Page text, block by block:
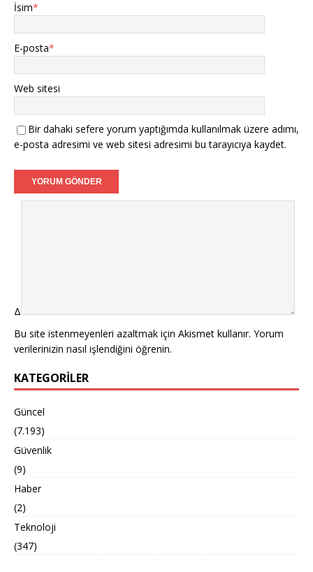
İsim*
E-posta*
Web sitesi
Bir dahaki sefere yorum yaptığımda kullanılmak üzere adımı,
e-posta adresimi ve web sitesi adresimi bu tarayıcıya kaydet.
Δ
Bu site istenmeyenleri azaltmak için Akismet kullanır. Yorum
verilerinizin nasıl işlendiğini öğrenin.
KATEGORILER
Güncel
(7.193)
Güvenlik
(9)
Haber
(2)
Teknoloji
(347)